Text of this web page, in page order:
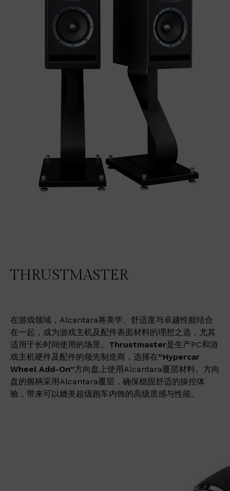
THRUSTMASTER
在游戏领域，Alcantara将美学、舒适度与卓越性能结合
在一起，成为游戏主机及配件表面材料的理想之选，尤其
适用于长时间使用的场景。 Thrustmaster是生产PC和游
戏主机硬件及配件的领先制造商，选择在“Hypercar
Wheel Add-On”方向盘上使用Alcantara覆层材料。方向
盘的握柄采用Alcantara覆层，确保稳固舒适的操控体
验，带来可以媲美超级跑车内饰的高级质感与性能。